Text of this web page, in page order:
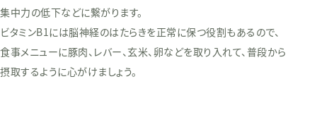
集中力の低下などに繋がります。
ビタミンB1には脳神経のはたらきを正常に保つ役割もあるので、
食事メニューに豚肉、レバー、玄米、卵などを取り入れて、普段から
摂取するように心がけましょう。